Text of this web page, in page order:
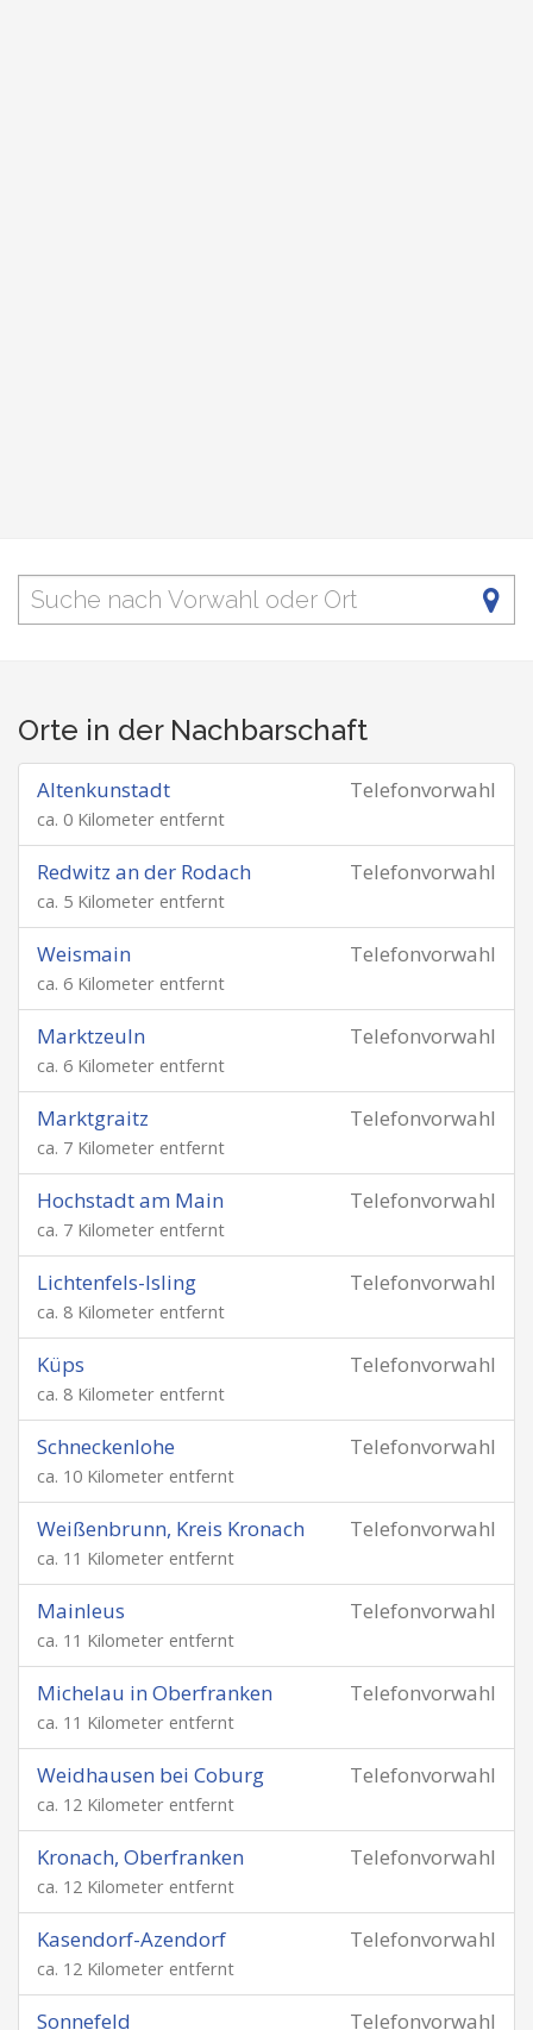
Orte in der Nachbarschaft
Telefonvorwahl
Altenkunstadt
ca. 0 Kilometer entfernt
Telefonvorwahl
Redwitz an der Rodach
ca. 5 Kilometer entfernt
Telefonvorwahl
Weismain
ca. 6 Kilometer entfernt
Telefonvorwahl
Marktzeuln
ca. 6 Kilometer entfernt
Telefonvorwahl
Marktgraitz
ca. 7 Kilometer entfernt
Telefonvorwahl
Hochstadt am Main
ca. 7 Kilometer entfernt
Telefonvorwahl
Lichtenfels-Isling
ca. 8 Kilometer entfernt
Telefonvorwahl
Küps
ca. 8 Kilometer entfernt
Telefonvorwahl
Schneckenlohe
ca. 10 Kilometer entfernt
Telefonvorwahl
Weißenbrunn, Kreis Kronach
ca. 11 Kilometer entfernt
Telefonvorwahl
Mainleus
ca. 11 Kilometer entfernt
Telefonvorwahl
Michelau in Oberfranken
ca. 11 Kilometer entfernt
Telefonvorwahl
Weidhausen bei Coburg
ca. 12 Kilometer entfernt
Telefonvorwahl
Kronach, Oberfranken
ca. 12 Kilometer entfernt
Telefonvorwahl
Kasendorf-Azendorf
ca. 12 Kilometer entfernt
Telefonvorwahl
Sonnefeld